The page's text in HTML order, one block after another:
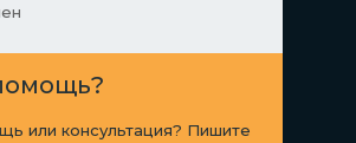
или консультация? Пишите